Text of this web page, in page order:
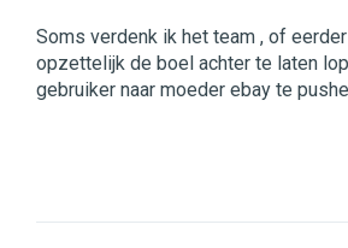
Soms verdenk ik het team , of
opzettelijk de boel achter te laten
gebruiker naar moeder ebay te